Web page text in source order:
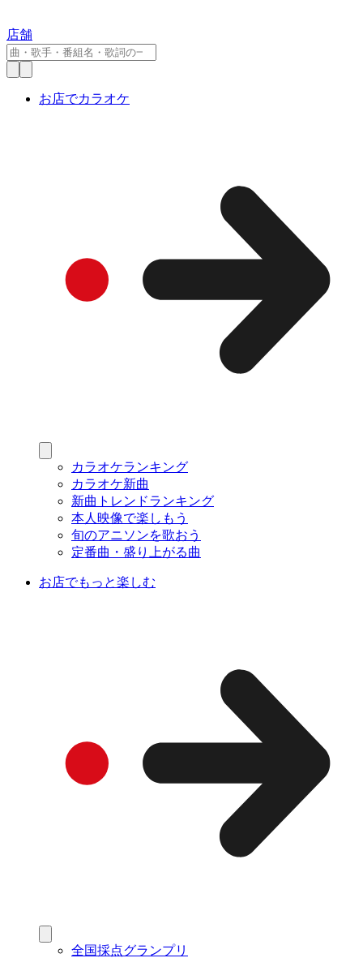
店舗
お店でカラオケ
カラオケランキング
カラオケ新曲
新曲トレンドランキング
本人映像で楽しもう
旬のアニソンを歌おう
定番曲・盛り上がる曲
お店でもっと楽しむ
全国採点グランプリ